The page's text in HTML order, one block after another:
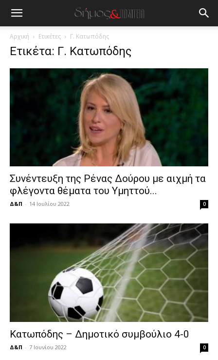
lesbians
very
hot
cam
show. desi
xxx
brandi
porn
Αρχική Ετικέτες Γ. Κατωπόδης
Ετικέτα: Γ. Κατωπόδης
Συνέντευξη της Ρένας Δούρου με αιχμή τα
φλέγοντα θέματα του Υμηττού...
Δ&Π - 14 Ιουλίου 2022 0
Κατωπόδης – Δημοτικό συμβούλιο 4-0
Δ&Π - 7 Ιουνίου 2022 0